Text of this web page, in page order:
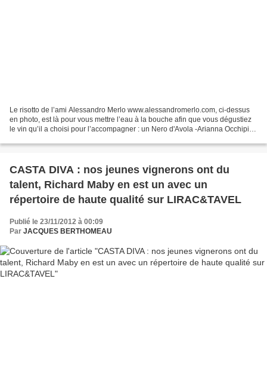
Le risotto de l’ami Alessandro Merlo www.alessandromerlo.com, ci-dessus
en photo, est là pour vous mettre l’eau à la bouche afin que vous dégustiez
le vin qu’il a choisi pour l’accompagner : un Nero d'Avola -Arianna Occhipinti
CASTA DIVA : nos jeunes vignerons ont du
talent, Richard Maby en est un avec un
répertoire de haute qualité sur LIRAC&TAVEL
Publié le 23/11/2012 à 00:09
Par JACQUES BERTHOMEAU